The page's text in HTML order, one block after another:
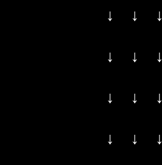
↓ ↓ ↓
↓ ↓ ↓
↓ ↓ ↓
↓ ↓ ↓